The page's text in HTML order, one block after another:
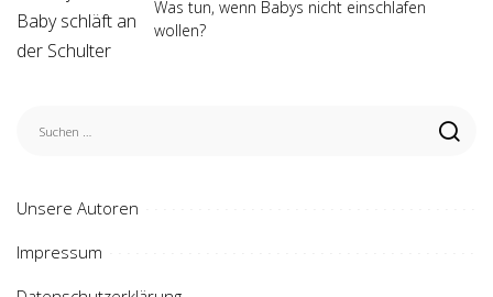
Was tun, wenn Babys nicht einschlafen
wollen?
Unsere Autoren
Impressum